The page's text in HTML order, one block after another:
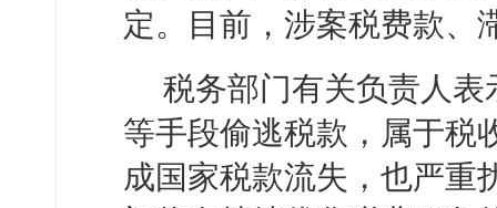
定。目前，涉案税费款、
税务部门有关负责人
等手段偷逃税款，属于税
成国家税款流失，也严重